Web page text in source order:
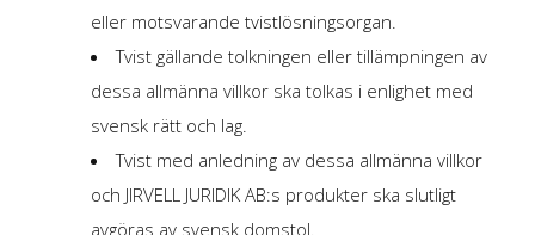
eller motsvarande tvistlösningsorgan.
Tvist gällande tolkningen eller tillämpningen av
dessa allmänna villkor ska tolkas i enlighet med
svensk rätt och lag.
Tvist med anledning av dessa allmänna villkor
och JIRVELL JURIDIK AB:s produkter ska slutligt
avgöras av svensk domstol.